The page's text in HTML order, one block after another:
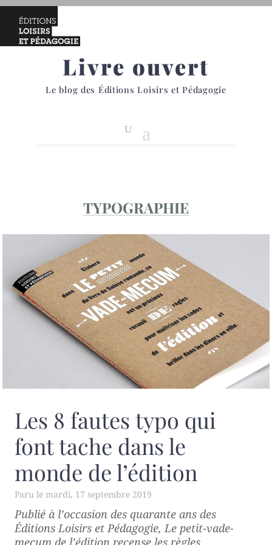
Livre ouvert
Le blog des Éditions Loisirs et Pédagogie
TYPOGRAPHIE
Les 8 fautes typo qui
font tache dans le
monde de l’édition
mardi, 17 septembre 2019
Publié à l’occasion des quarante ans des
Éditions Loisirs et Pédagogie, Le petit-vade-
mecum de l’édition recense les règles